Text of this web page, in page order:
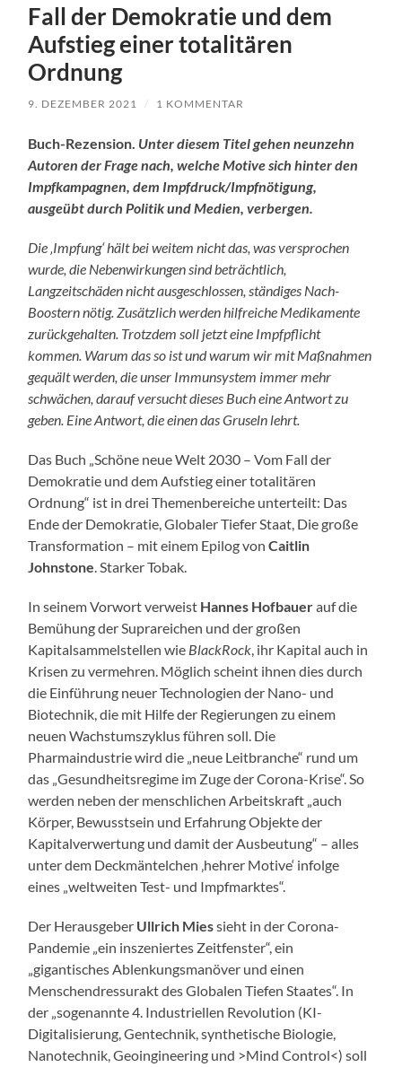
Fall der Demokratie und dem
Aufstieg einer totalitären
Ordnung
9. DEZEMBER 2021 / 1 KOMMENTAR
Buch-Rezension. Unter diesem Titel gehen neunzehn
Autoren der Frage nach, welche Motive sich hinter den
Impfkampagnen, dem Impfdruck/Impfnötigung,
ausgeübt durch Politik und Medien, verbergen.
Die ‚Impfung‘ hält bei weitem nicht das, was versprochen
wurde, die Nebenwirkungen sind beträchtlich,
Langzeitschäden nicht ausgeschlossen, ständiges Nach-
Boostern nötig. Zusätzlich werden hilfreiche Medikamente
zurückgehalten. Trotzdem soll jetzt eine Impfpflicht
kommen. Warum das so ist und warum wir mit Maßnahmen
gequält werden, die unser Immunsystem immer mehr
schwächen, darauf versucht dieses Buch eine Antwort zu
geben. Eine Antwort, die einen das Gruseln lehrt.
Das Buch „Schöne neue Welt 2030 – Vom Fall der
Demokratie und dem Aufstieg einer totalitären
Ordnung“ ist in drei Themenbereiche unterteilt: Das
Ende der Demokratie, Globaler Tiefer Staat, Die große
Transformation – mit einem Epilog vonCaitlin
Johnstone. Starker Tobak.
In seinem Vorwort verweist Hannes Hofbauerauf die
Bemühung der Suprareichen und der großen
Kapitalsammelstellen wie BlackRock, ihr Kapital auch in
Krisen zu vermehren. Möglich scheint ihnen dies durch
die Einführung neuer Technologien der Nano- und
Biotechnik, die mit Hilfe der Regierungen zu einem
neuen Wachstumszyklus führen soll. Die
Pharmaindustrie wird die „neue Leitbranche“ rund um
das „Gesundheitsregime im Zuge der Corona-Krise“. So
werden neben der menschlichen Arbeitskraft „auch
Körper, Bewusstsein und Erfahrung Objekte der
Kapitalverwertung und damit der Ausbeutung“ – alles
unter dem Deckmäntelchen ‚hehrer Motive‘ infolge
eines „weltweiten Test- und Impfmarktes“.
Der Herausgeber Ullrich Miessieht in der Corona-
Pandemie „ein inszeniertes Zeitfenster“, ein
„gigantisches Ablenkungsmanöver und einen
Menschendressurakt des Globalen Tiefen Staates“. In
der „sogenannte 4. Industriellen Revolution (KI-
Digitalisierung, Gentechnik, synthetische Biologie,
Nanotechnik, Geoingineering und >Mind Control<) soll